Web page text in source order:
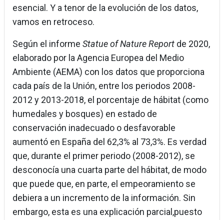
esencial. Y a tenor de la evolución de los datos,
vamos en retroceso.
Según el informe Statue of Nature Report de 2020,
elaborado por la Agencia Europea del Medio
Ambiente (AEMA) con los datos que proporciona
cada país de la Unión, entre los periodos 2008-
2012 y 2013-2018, el porcentaje de hábitat (como
humedales y bosques) en estado de
conservación inadecuado o desfavorable
aumentó en España del 62,3% al 73,3%. Es verdad
que, durante el primer periodo (2008-2012), se
desconocía una cuarta parte del hábitat, de modo
que puede que, en parte, el empeoramiento se
debiera a un incremento de la información. Sin
embargo, esta es una explicación parcial,puesto